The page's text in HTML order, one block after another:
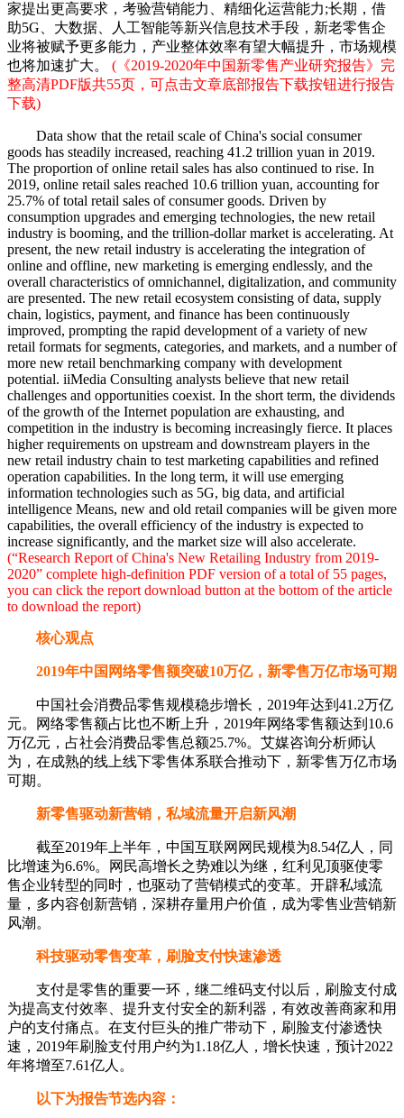
家提出更高要求，考验营销能力、精细化运营能力;长期，借
助5G、大数据、人工智能等新兴信息技术手段，新老零售企
业将被赋予更多能力，产业整体效率有望大幅提升，市场规模
也将加速扩大。 (《2019-2020年中国新零售产业研究报告》完
整高清PDF版共55页，可点击文章底部报告下载按钮进行报告
下载)
Data show that the retail scale of China's social consumer
goods has steadily increased, reaching 41.2 trillion yuan in 2019.
The proportion of online retail sales has also continued to rise. In
2019, online retail sales reached 10.6 trillion yuan, accounting for
25.7% of total retail sales of consumer goods. Driven by
consumption upgrades and emerging technologies, the new retail
industry is booming, and the trillion-dollar market is accelerating. At
present, the new retail industry is accelerating the integration of
online and offline, new marketing is emerging endlessly, and the
overall characteristics of omnichannel, digitalization, and community
are presented. The new retail ecosystem consisting of data, supply
chain, logistics, payment, and finance has been continuously
improved, prompting the rapid development of a variety of new
retail formats for segments, categories, and markets, and a number of
more new retail benchmarking company with development
potential. iiMedia Consulting analysts believe that new retail
challenges and opportunities coexist. In the short term, the dividends
of the growth of the Internet population are exhausting, and
competition in the industry is becoming increasingly fierce. It places
higher requirements on upstream and downstream players in the
new retail industry chain to test marketing capabilities and refined
operation capabilities. In the long term, it will use emerging
information technologies such as 5G, big data, and artificial
intelligence Means, new and old retail companies will be given more
capabilities, the overall efficiency of the industry is expected to
increase significantly, and the market size will also accelerate.
(“Research Report of China's New Retailing Industry from 2019-
2020” complete high-definition PDF version of a total of 55 pages,
you can click the report download button at the bottom of the article
to download the report)
核心观点
2019年中国网络零售额突破10万亿，新零售万亿市场可期
中国社会消费品零售规模稳步增长，2019年达到41.2万亿
元。网络零售额占比也不断上升，2019年网络零售额达到10.6
万亿元，占社会消费品零售总额25.7%。艾媒咨询分析师认
为，在成熟的线上线下零售体系联合推动下，新零售万亿市场
可期。
新零售驱动新营销，私域流量开启新风潮
截至2019年上半年，中国互联网网民规模为8.54亿人，同
比增速为6.6%。网民高增长之势难以为继，红利见顶驱使零
售企业转型的同时，也驱动了营销模式的变革。开辟私域流
量，多内容创新营销，深耕存量用户价值，成为零售业营销新
风潮。
科技驱动零售变革，刷脸支付快速渗透
支付是零售的重要一环，继二维码支付以后，刷脸支付成
为提高支付效率、提升支付安全的新利器，有效改善商家和用
户的支付痛点。在支付巨头的推广带动下，刷脸支付渗透快
速，2019年刷脸支付用户约为1.18亿人，增长快速，预计2022
年将增至7.61亿人。
以下为报告节选内容：